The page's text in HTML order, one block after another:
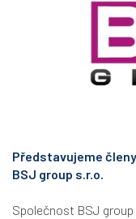
Představujeme
BSJ group s.r.o.
Společnost BSJ